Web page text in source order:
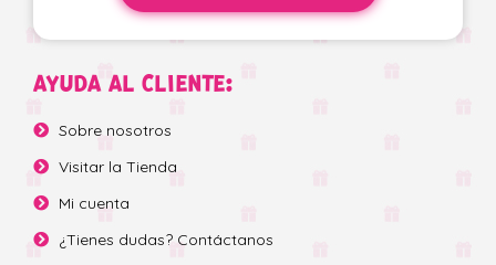
AYUDA AL CLIENTE:
Sobre nosotros
Visitar la Tienda
Mi cuenta
¿Tienes dudas? Contáctanos